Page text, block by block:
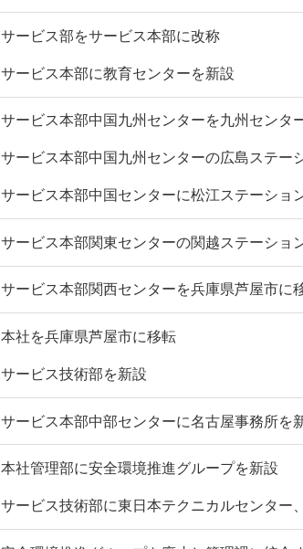
サービス部をサービス本部に改称
サービス本部に教育センターを新設
サービス本部中国九州センターを九州センタ
サービス本部中国九州センターの広島ステー
サービス本部中国センターに松江ステーショ
サービス本部関東センターの関越ステーショ
サービス本部関西センターを兵庫県芦屋市に
本社を兵庫県芦屋市に移転
サービス技術部を新設
サービス本部中部センターに名古屋事務所を
本社管理部に安全環境推進グループを新設
サービス技術部に東日本テクニカルセンター